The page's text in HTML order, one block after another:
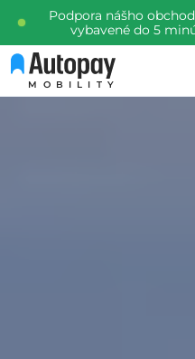
Podpora nášho
vybavené do 5
MOBILITY